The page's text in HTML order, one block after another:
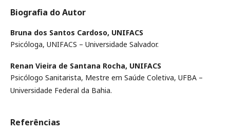
Biografia do Autor
Bruna dos Santos Cardoso, UNIFACS
Psicóloga, UNIFACS – Universidade Salvador.
Renan Vieira de Santana Rocha, UNIFACS
Psicólogo Sanitarista, Mestre em Saúde Coletiva, UFBA –
Universidade Federal da Bahia.
Referências